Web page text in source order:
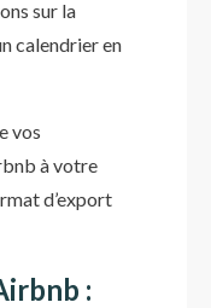
sur la
calendrier en
vos
à votre
d’export
: